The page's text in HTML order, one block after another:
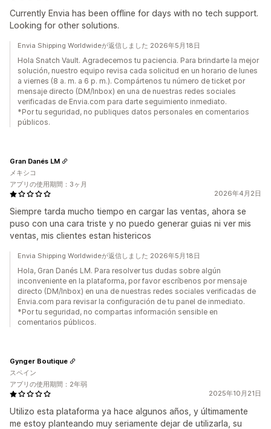
Currently Envia has been offline for days with no tech support.
Looking for other solutions.
Envia Shipping Worldwideが返信しました 2026年5月18日
Hola Snatch Vault. Agradecemos tu paciencia. Para brindarte la mejor
solución, nuestro equipo revisa cada solicitud en un horario de lunes
a viernes (8 a. m. a 6 p. m.). Compártenos tu número de ticket por
mensaje directo (DM/Inbox) en una de nuestras redes sociales
verificadas de Envia.com para darte seguimiento inmediato.
*Por tu seguridad, no publiques datos personales en comentarios
públicos.
2026年4月2日
Siempre tarda mucho tiempo en cargar las ventas, ahora se
puso con una cara triste y no puedo generar guias ni ver mis
ventas, mis clientes estan histericos
Gran Danés LM
メキシコ
アプリの使用期間：3ヶ月
Envia Shipping Worldwideが返信しました 2026年5月18日
Hola, Gran Danés LM. Para resolver tus dudas sobre algún
inconveniente en la plataforma, por favor escríbenos por mensaje
directo (DM/Inbox) en una de nuestras redes sociales verificadas de
Envia.com para revisar la configuración de tu panel de inmediato.
*Por tu seguridad, no compartas información sensible en
comentarios públicos.
2025年10月21日
Utilizo esta plataforma ya hace algunos años, y últimamente
me estoy planteando muy seriamente dejar de utilizarla, su
Gynger Boutique
スペイン
アプリの使用期間：2年弱